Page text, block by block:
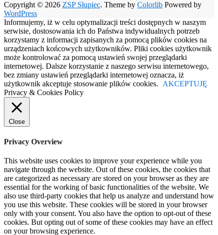
Copyright © 2026 ZSP Słupiec. Theme by Colorlib Powered by
WordPress
Informujemy, iż w celu optymalizacji treści dostępnych w naszym
serwisie, dostosowania ich do Państwa indywidualnych potrzeb
korzystamy z informacji zapisanych za pomocą plików cookies na
urządzeniach końcowych użytkowników. Pliki cookies użytkownik
może kontrolować za pomocą ustawień swojej przeglądarki
internetowej. Dalsze korzystanie z naszego serwisu internetowego,
bez zmiany ustawień przeglądarki internetowej oznacza, iż
użytkownik akceptuje stosowanie plików cookies.
AKCEPTUJĘ
Privacy & Cookies Policy
Close
Privacy Overview
This website uses cookies to improve your experience while you
navigate through the website. Out of these cookies, the cookies that
are categorized as necessary are stored on your browser as they are
essential for the working of basic functionalities of the website. We
also use third-party cookies that help us analyze and understand how
you use this website. These cookies will be stored in your browser
only with your consent. You also have the option to opt-out of these
cookies. But opting out of some of these cookies may have an effect
on your browsing experience.